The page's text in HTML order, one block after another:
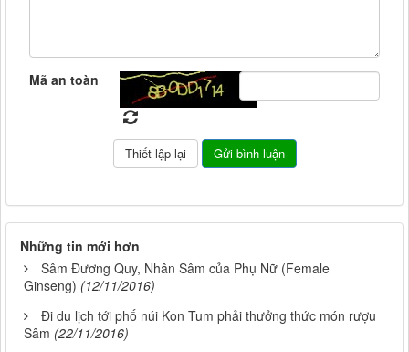
Mã an toàn
Những tin mới hơn
Sâm Đương Quy, Nhân Sâm của Phụ Nữ (Female
Ginseng) (12/11/2016)
Đi du lịch tới phố núi Kon Tum phải thưởng thức món rượu
Sâm (22/11/2016)